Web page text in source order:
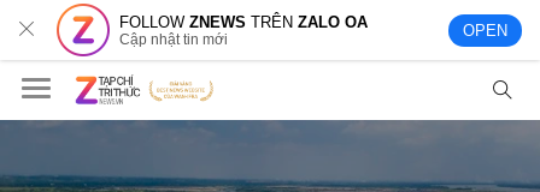
FOLLOWZNEWS TRÊNZALO OA
Cập nhật tin mới OPEN